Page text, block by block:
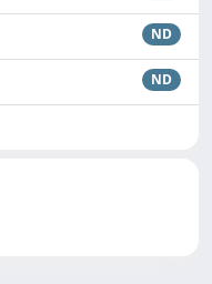
ND
ND